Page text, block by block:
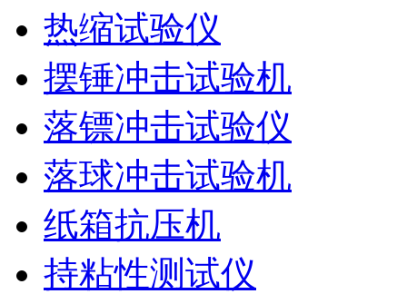
热缩试验仪
摆锤冲击试验机
落镖冲击试验仪
落球冲击试验机
纸箱抗压机
持粘性测试仪